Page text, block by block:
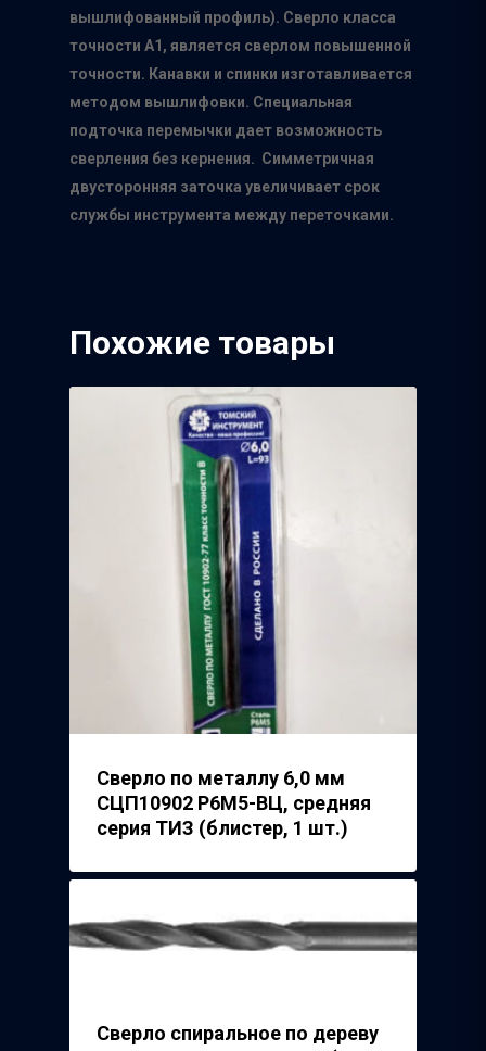
вышлифованный профиль). Сверло класса
точности А1, является сверлом повышенной
точности. Канавки и спинки изготавливается
методом вышлифовки. Специальная
подточка перемычки дает возможность
сверления без кернения. Симметричная
двусторонняя заточка увеличивает срок
службы инструмента между переточками.
Похожие товары
Сверло по металлу 6,0 мм
СЦП10902 Р6М5-ВЦ, средняя
серия ТИЗ (блистер, 1 шт.)
Сверло спиральное по дереву
Группа компаний
инструмент
Белгородский
завод
ISMAFLEX
Завод
Точки продаж
Сотрудничество
Контакты